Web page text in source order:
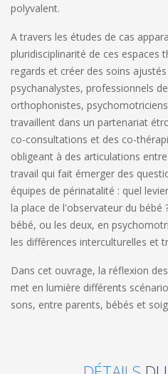
polyvalent.
A travers les études de cas
pluridisciplinarité de ces espaces
regards et créer des soins
psychanalystes, professionnels
orthophonistes,
travaillent dans un partenariat
co-consultations et des co-
obligeant à des articulations
travail qui fait émerger des
équipes de périnatalité : quel
la place de l'observateur du
bébé, ou les deux, en
les différences interculturelles et
Dans cet ouvrage, la réflexion
met en lumière différents
sons, entre parents, bébés et